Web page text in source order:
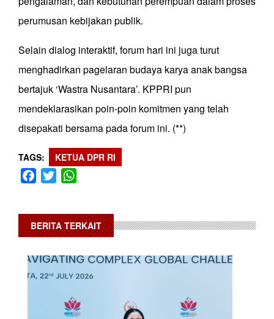
perumusan kebijakan publik.
Selain dialog interaktif, forum hari ini juga turut
menghadirkan pagelaran budaya karya anak bangsa
bertajuk ‘Wastra Nusantara’. KPPRI pun
mendeklarasikan poin-poin komitmen yang telah
disepakati bersama pada forum ini. (**)
TAGS KETUA DPR RI
Facebook
Twitter
BERITA TERKAIT